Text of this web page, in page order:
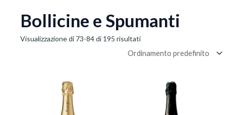
Bollicine e Spumanti
Visualizzazione di 73-84 di 195 risultati